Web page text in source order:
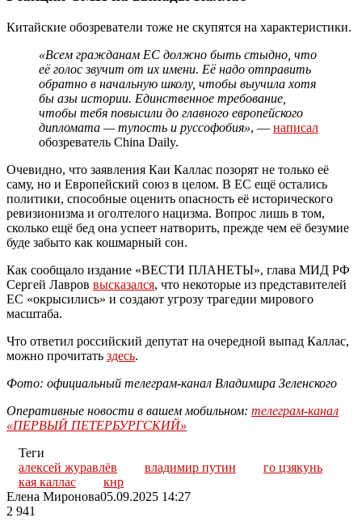
Китайские обозреватели тоже не скупятся на характеристики.
«Всем гражданам ЕС должно быть стыдно, что
её голос звучит от их имени. Её надо отправить
обратно в начальную школу, чтобы выучила хотя
бы азы истории. Единственное требование,
чтобы тебя повысили до главного европейского
дипломата — тупость и руссофобия», — написал
обозреватель China Daily.
Очевидно, что заявления Каи Каллас позорят не только её
саму, но и Европейский союз в целом. В ЕС ещё остались
политики, способные оценить опасность её исторического
ревизионизма и оголтелого нацизма. Вопрос лишь в том,
сколько ещё бед она успеет натворить, прежде чем её безумие
буде забыто как кошмарный сон.
Как сообщало издание «ВЕСТИ ПЛАНЕТЫ», глава МИД РФ
Сергей Лавров высказался, что некоторые из представителей
ЕС «окрысились» и создают угрозу трагедии мирового
масштаба.
Что ответил российский депутат на очередной выпад Каллас,
можно прочитать здесь.
Фото: официальный телеграм-канал Владимира Зеленского
Оперативные новости в вашем мобильном: телеграм-канал
«ПЕРВЫЙ ПЕТЕРБУРГСКИЙ»
Теги
алексей журавлёв
владимир путин
го цзякунь
кая каллас
кнр
Елена Миронова05.09.2025 14:27
2 941